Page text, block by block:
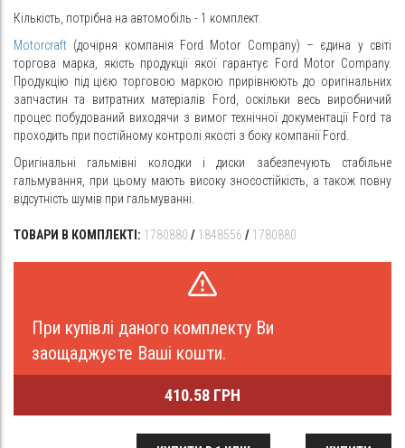
Кількість, потрібна на автомобіль - 1 комплект.
Motorcraft (дочірня компанія Ford Motor Company) – єдина у світі
торгова марка, якість продукції якої гарантує Ford Motor Company.
Продукцію під цією торговою маркою прирівнюють до оригінальних
запчастин та витратних матеріалів Ford, оскільки весь виробничий
процес побудований виходячи з вимог технічної документації Ford та
проходить при постійному контролі якості з боку компанії Ford.
Оригінальні гальмівні колодки і диски забезпечують стабільне
гальмування, при цьому мають високу зносостійкість, а також повну
відсутність шумів при гальмуванні.
ТОВАРИ В КОМПЛЕКТІ: 1780880 / 1848556 / 1780880
При купівлі даного комплекту Ви
заощаджуєте Ваші кошти.
410.58 ГРН